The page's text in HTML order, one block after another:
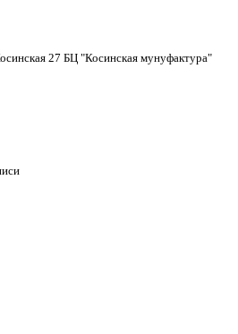
27 БЦ "Косинская мунуфактура"